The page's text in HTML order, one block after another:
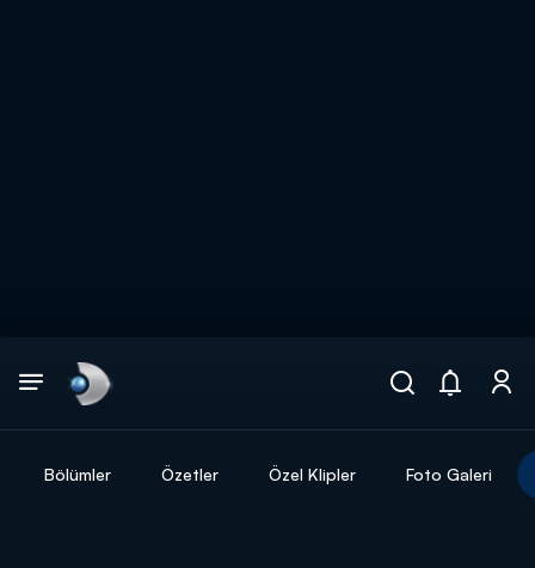
Bölümler Özetler Özel Klipler Foto Galeri